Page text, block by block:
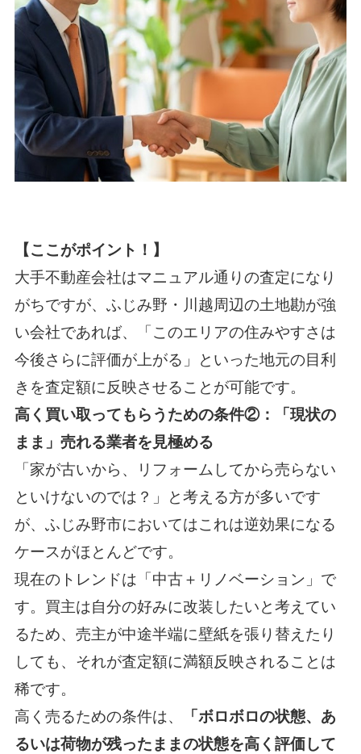
【ここがポイント！】
大手不動産会社はマニュアル通りの査定になり
がちですが、ふじみ野・川越周辺の土地勘が強
い会社であれば、「このエリアの住みやすさは
今後さらに評価が上がる」といった地元の目利
きを査定額に反映させることが可能です。
高く買い取ってもらうための条件②：「現状の
まま」売れる業者を見極める
「家が古いから、リフォームしてから売らない
といけないのでは？」と考える方が多いです
が、ふじみ野市においてはこれは逆効果になる
ケースがほとんどです。
現在のトレンドは「中古＋リノベーション」で
す。買主は自分の好みに改装したいと考えてい
るため、売主が中途半端に壁紙を張り替えたり
しても、それが査定額に満額反映されることは
稀です。
高く売るための条件は、
「ボロボロの状態、あ
るいは荷物が残ったままの状態を高く評価して